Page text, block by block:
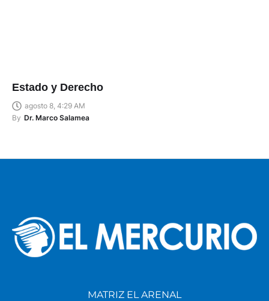
Estado y Derecho
agosto 8, 4:29 AM
By Dr. Marco Salamea
MATRIZ EL ARENAL